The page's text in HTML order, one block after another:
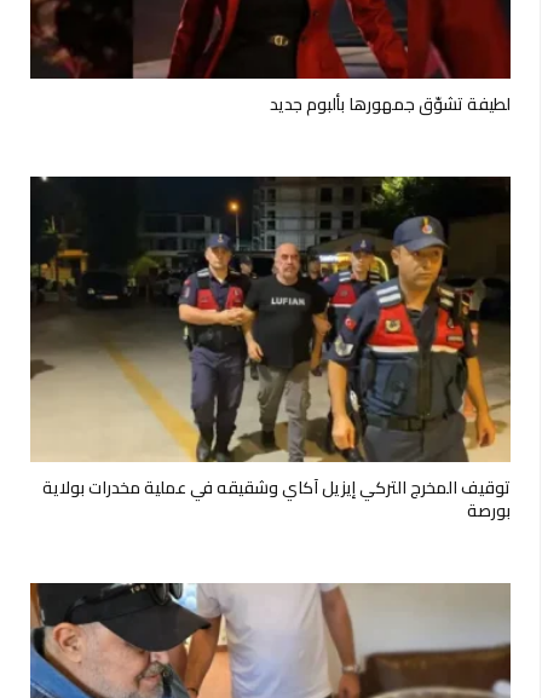
لطيفة تشوّق جمهورها بألبوم جديد
توقيف المخرج التركي إيزيل آكاي وشقيقه في عملية مخدرات بولاية
بورصة